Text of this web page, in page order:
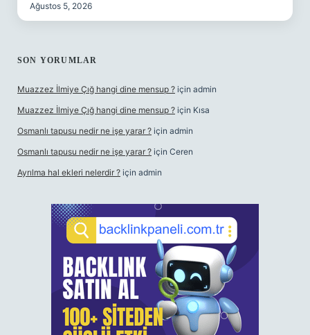
Ağustos 5, 2026
SON YORUMLAR
Muazzez İlmiye Çığ hangi dine mensup ? için admin
Muazzez İlmiye Çığ hangi dine mensup ? için Kısa
Osmanlı tapusu nedir ne işe yarar ? için admin
Osmanlı tapusu nedir ne işe yarar ? için Ceren
Ayrılma hal ekleri nelerdir ? için admin